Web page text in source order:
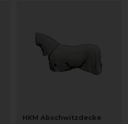
HKM Abschwitzdecke